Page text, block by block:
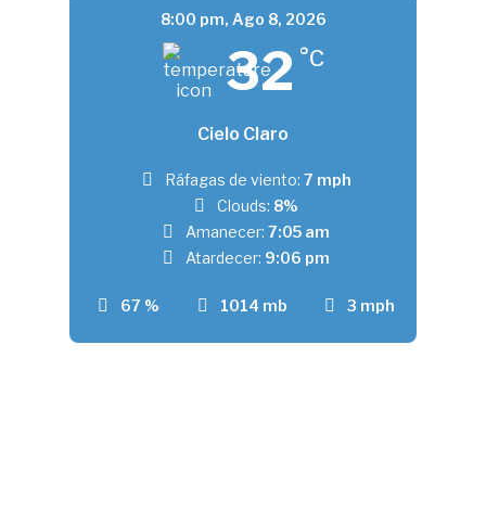
8:00 pm, Ago 8, 2026
32 °C
Cielo Claro
67 % 1014 mb 3 mph
Ráfagas de viento: 7 mph
Clouds: 8%
Amanecer: 7:05 am
Atardecer: 9:06 pm